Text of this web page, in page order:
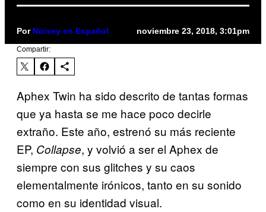
Por Noisey en Español noviembre 23, 2018, 3:01pm
Compartir:
Aphex Twin ha sido descrito de tantas formas
que ya hasta se me hace poco decirle
extraño. Este año, estrenó su más reciente
EP, Collapse, y volvió a ser el Aphex de
siempre con sus glitches y su caos
elementalmente irónicos, tanto en su sonido
como en su identidad visual.